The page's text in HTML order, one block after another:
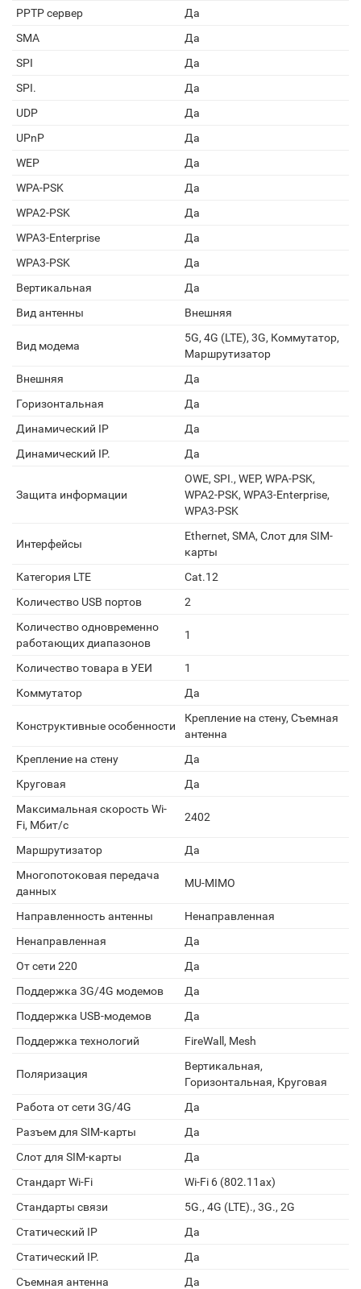
PPTP сервер
Да
SMA
Да
SPI
Да
SPI.
Да
UDP
Да
UPnP
Да
WEP
Да
WPA-PSK
Да
WPA2-PSK
Да
WPA3-Enterprise
Да
WPA3-PSK
Да
Вертикальная
Да
Вид антенны
Внешняя
Вид модема
5G, 4G (LTE), 3G, Коммутатор,
Маршрутизатор
Внешняя
Да
Горизонтальная
Да
Динамический IP
Да
Динамический IP.
Да
Защита информации
OWE, SPI., WEP, WPA-PSK,
WPA2-PSK, WPA3-Enterprise,
WPA3-PSK
Интерфейсы
Ethernet, SMA, Слот для SIM-
карты
Категория LTE
Cat.12
Количество USB портов
2
Количество одновременно
работающих диапазонов
1
Количество товара в УЕИ
1
Коммутатор
Да
Конструктивные особенности
Крепление на стену, Съемная
антенна
Крепление на стену
Да
Круговая
Да
Максимальная скорость Wi-
Fi, Мбит/с
2402
Маршрутизатор
Да
Многопотоковая передача
данных
MU-MIMO
Направленность антенны
Ненаправленная
Ненаправленная
Да
От сети 220
Да
Поддержка 3G/4G модемов
Да
Поддержка USB-модемов
Да
Поддержка технологий
FireWall, Mesh
Поляризация
Вертикальная,
Горизонтальная, Круговая
Работа от сети 3G/4G
Да
Разъем для SIM-карты
Да
Слот для SIM-карты
Да
Стандарт Wi-Fi
Wi-Fi 6 (802.11ax)
Стандарты связи
5G., 4G (LTE)., 3G., 2G
Статический IP
Да
Статический IP.
Да
Съемная антенна
Да